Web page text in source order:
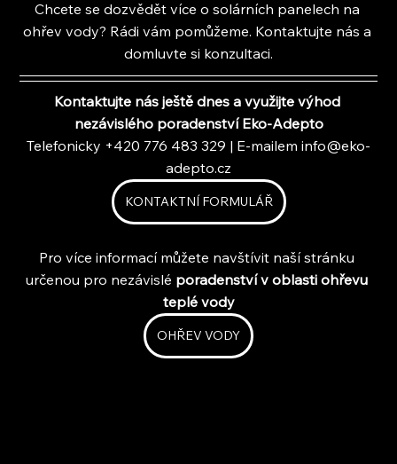
Chcete se dozvědět více o solárních panelech na
ohřev vody? Rádi vám pomůžeme. Kontaktujte nás a
domluvte si konzultaci.
Kontaktujte nás ještě dnes a využijte výhod
nezávislého poradenství Eko-Adepto
Telefonicky +420 776 483 329 | E-mailem info@eko-
adepto.cz
KONTAKTNÍ FORMULÁŘ
Pro více informací můžete navštívit naší stránku
určenou pro nezávislé poradenství v oblasti ohřevu
teplé vody
OHŘEV VODY